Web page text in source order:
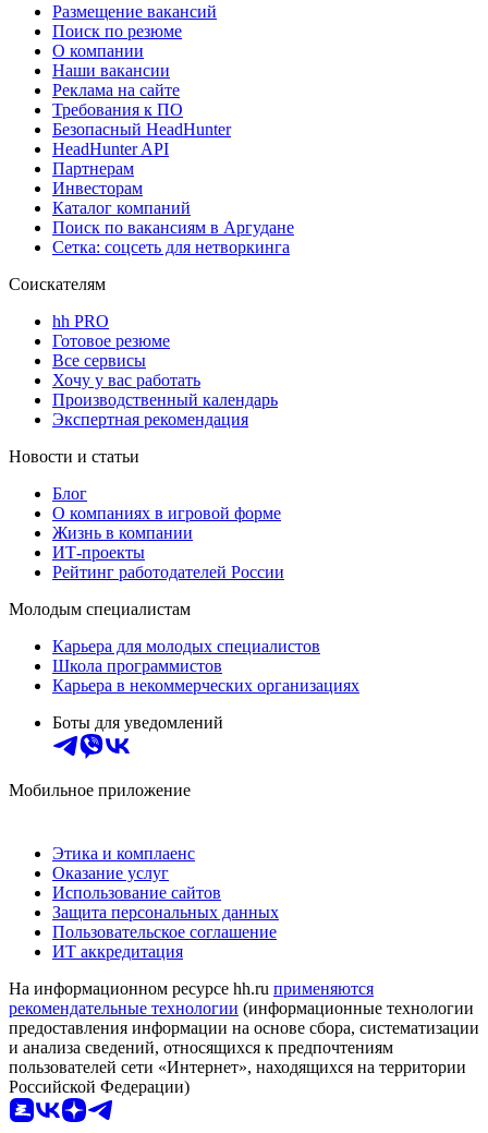
Размещение вакансий
Поиск по резюме
О компании
Наши вакансии
Реклама на сайте
Требования к ПО
Безопасный HeadHunter
HeadHunter API
Партнерам
Инвесторам
Каталог компаний
Поиск по вакансиям в Аргудане
Сетка: соцсеть для нетворкинга
Соискателям
hh PRO
Готовое резюме
Все сервисы
Хочу у вас работать
Производственный календарь
Экспертная рекомендация
Новости и статьи
Блог
О компаниях в игровой форме
Жизнь в компании
ИТ-проекты
Рейтинг работодателей России
Молодым специалистам
Карьера для молодых специалистов
Школа программистов
Карьера в некоммерческих организациях
Боты для уведомлений
Мобильное приложение
Этика и комплаенс
Оказание услуг
Использование сайтов
Защита персональных данных
Пользовательское соглашение
ИТ аккредитация
На информационном ресурсе hh.ru применяются
рекомендательные технологии (информационные технологии
предоставления информации на основе сбора, систематизации
и анализа сведений, относящихся к предпочтениям
пользователей сети «Интернет», находящихся на территории
Российской Федерации)